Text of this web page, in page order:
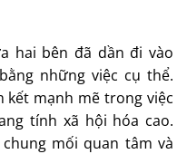
hai bên đã dần đi vào
những việc cụ thể.
kết mạnh mẽ trong việc
tính xã hội hóa cao.
mối quan tâm và